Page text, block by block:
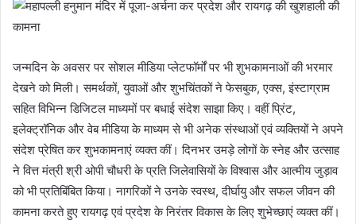
जन्मदिन के अवसर पर सोशल मीडिया प्लेटफॉर्मों पर भी शुभकामनाओं की भरमार
देखने को मिली। समर्थकों, युवाओं और शुभचिंतकों ने फेसबुक, एक्स, इंस्टाग्राम
सहित विभिन्न डिजिटल माध्यमों पर बधाई संदेश साझा किए। वहीं प्रिंट,
इलेक्ट्रॉनिक और वेब मीडिया के माध्यम से भी अनेक संस्थाओं एवं व्यक्तियों ने अपने
संदेश प्रेषित कर शुभकामनाएं व्यक्त कीं। दिनभर उमड़े लोगों के स्नेह और उत्साह
ने वित्त मंत्री श्री ओपी चौधरी के प्रति जिलेवासियों के विश्वास और आत्मीय जुड़ाव
को भी प्रतिबिंबित किया। नागरिकों ने उनके स्वस्थ, दीर्घायु और सफल जीवन की
कामना करते हुए रायगढ़ एवं प्रदेश के निरंतर विकास के लिए शुभेच्छाएं व्यक्त कीं।